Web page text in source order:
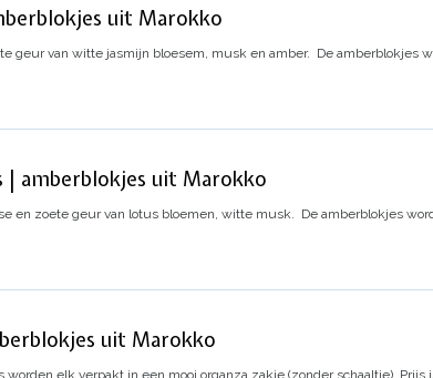
uit Marokko
geur van witte jasmijn bloesem, musk en amber. De amberblokjes
| amberblokjes uit Marokko
en zoete geur van lotus bloemen, witte musk. De amberblokjes
uit Marokko